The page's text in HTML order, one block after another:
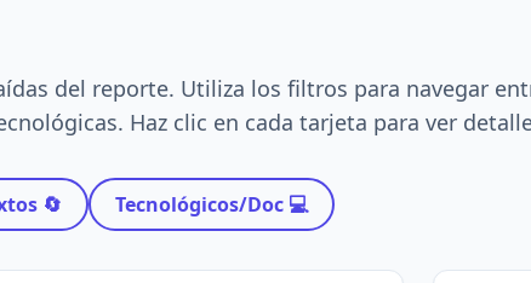
del reporte. Utiliza los filtros para navegar
Haz clic en cada tarjeta para ver
🔄 Tecnológicos/Doc 💻